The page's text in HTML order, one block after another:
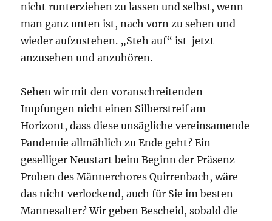
nicht runterziehen zu lassen und selbst, wenn
man ganz unten ist, nach vorn zu sehen und
wieder aufzustehen. „Steh auf“ ist jetzt
anzusehen und anzuhören.
Sehen wir mit den voranschreitenden
Impfungen nicht einen Silberstreif am
Horizont, dass diese unsägliche vereinsamende
Pandemie allmählich zu Ende geht? Ein
geselliger Neustart beim Beginn der Präsenz-
Proben des Männerchores Quirrenbach, wäre
das nicht verlockend, auch für Sie im besten
Mannesalter? Wir geben Bescheid, sobald die